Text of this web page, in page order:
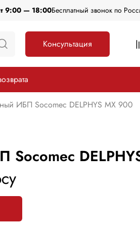
9:00 — 18:00Бесплатный звонок по
Консультация
ИБП Socomec DELPHYS MX 900